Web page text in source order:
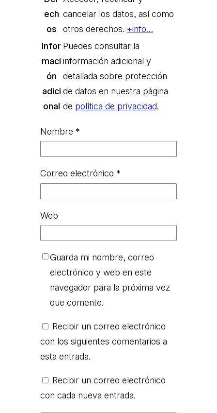
ech
os
cancelar los datos, así como
otros derechos. +info…
Infor
maci
ón
adici
onal
Puedes consultar la
información adicional y
detallada sobre protección
de datos en nuestra página
de política de privacidad.
Nombre *
Correo electrónico *
Web
Guarda mi nombre, correo
electrónico y web en este
navegador para la próxima vez
que comente.
Recibir un correo electrónico
con los siguientes comentarios a
esta entrada.
Recibir un correo electrónico
con cada nueva entrada.